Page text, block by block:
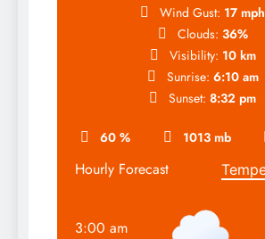
60 % 1013 mb
Wind Gust: 17 mph
Clouds: 36%
Visibility: 10 km
Sunrise: 6:10 am
Sunset: 8:32 pm
Hourly Forecast
3:00 am